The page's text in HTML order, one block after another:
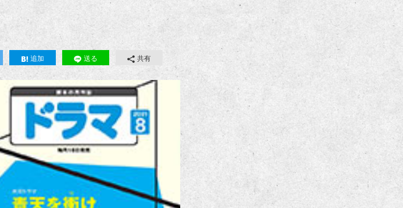
追加 送る 共有